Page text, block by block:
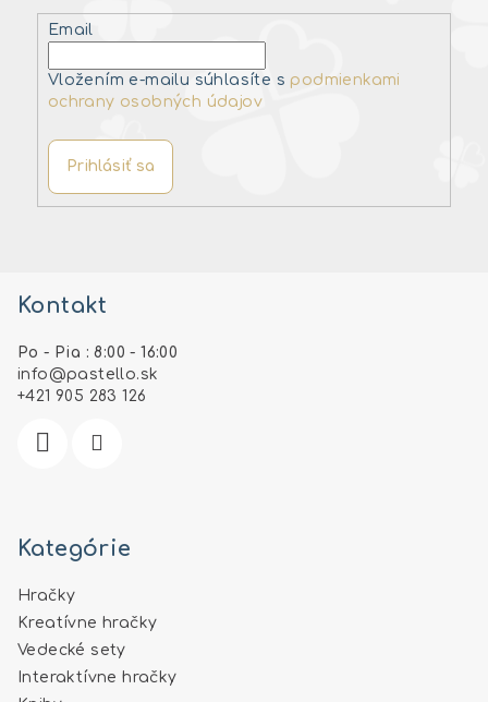
Email
Vložením e-mailu súhlasíte s podmienkami
ochrany osobných údajov
Prihlásiť sa
Kontakt
Po - Pia : 8:00 - 16:00
info @pastello.sk
+421 905 283 126
Kategórie
Hračky
Kreatívne hračky
Vedecké sety
Interaktívne hračky